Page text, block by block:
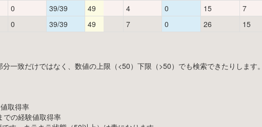
0 39/39 49 4 0 15 7
0 39/39 49 7 0 26 15
一致だけではなく、数値の上限（<50）下限（>50）でも検索できたりします。
取得率
での経験値取得率